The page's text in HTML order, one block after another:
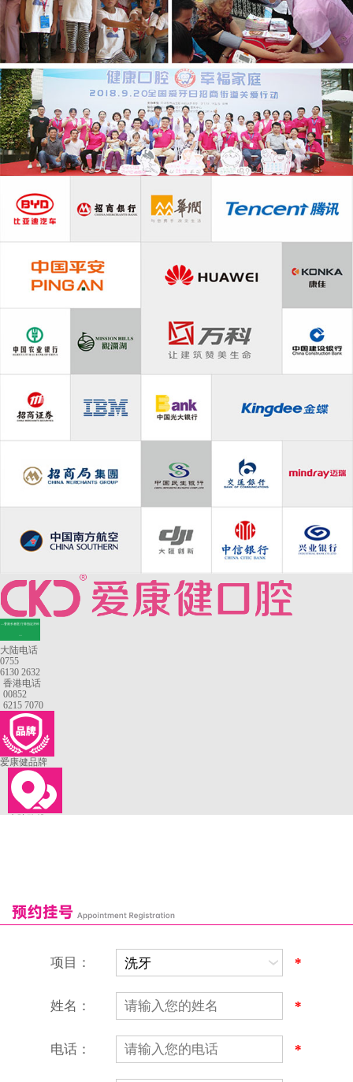
—香港长者医疗券指定牙科
大陆电话
0755
6130 2632
香港电话
00852
6215 7070
爱康健品牌
恒乐口腔诊所
富港口腔诊所
项目： *
姓名： *
电话： *